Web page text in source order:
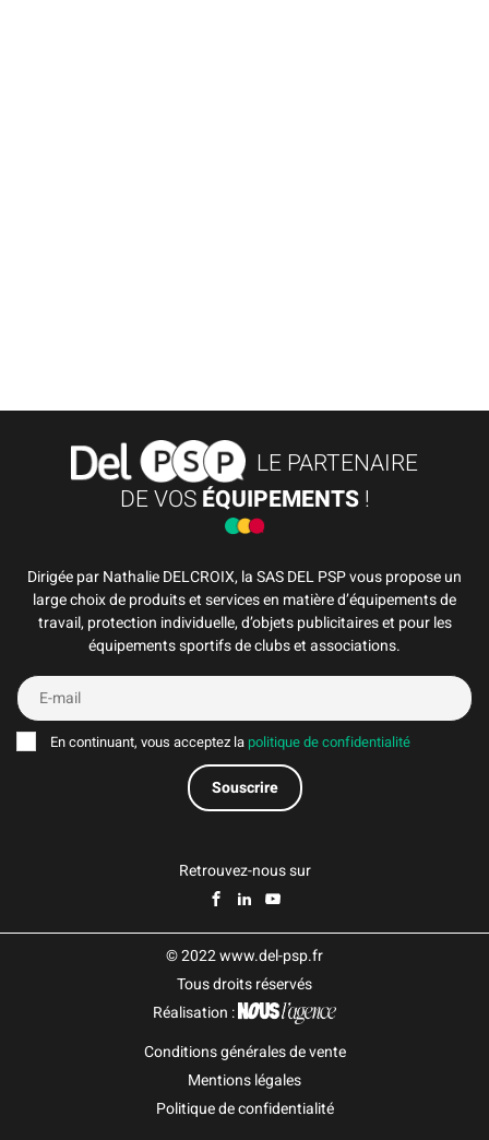
LE PARTENAIRE
DE VOSÉQUIPEMENTS!
Dirigée par Nathalie DELCROIX, la SAS DEL PSP vous propose un
large choix de produits et services en matière d’équipements de
travail, protection individuelle, d’objets publicitaires et pour les
équipements sportifs de clubs et associations.
En continuant, vous acceptez la politique de confidentialité
Retrouvez-nous sur
© 2022 www.del-psp.fr
Tous droits réservés
Réalisation :
Conditions générales de vente
Mentions légales
Politique de confidentialité